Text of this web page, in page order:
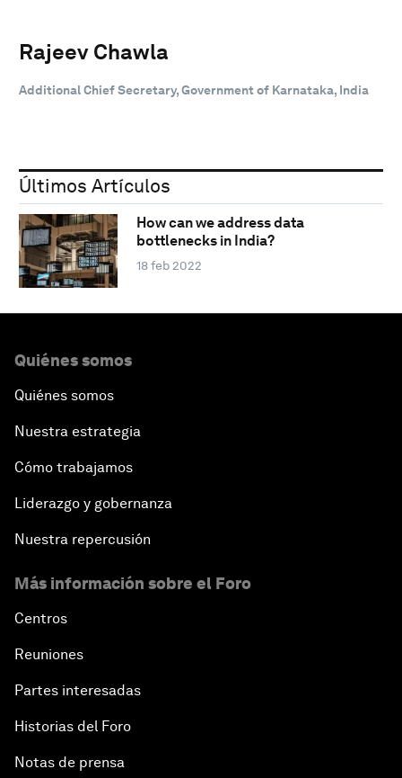
Rajeev Chawla
Additional Chief Secretary, Government of Karnataka, India
Últimos Artículos
How can we address data
bottlenecks in India?
18 feb 2022
Quiénes somos
Quiénes somos
Nuestra estrategia
Cómo trabajamos
Liderazgo y gobernanza
Nuestra repercusión
Más información sobre el Foro
Centros
Reuniones
Partes interesadas
Historias del Foro
Notas de prensa